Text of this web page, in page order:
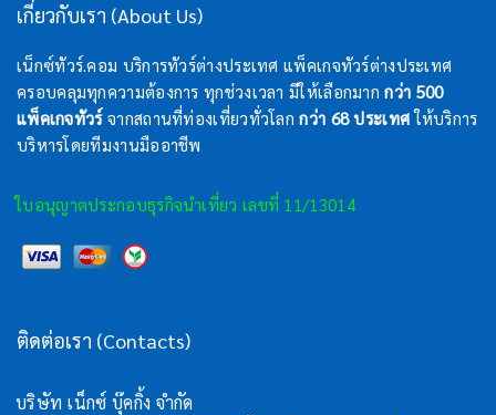
เกี่ยวกับเรา (About Us)
เน็กซ์ทัวร์.คอม บริการทัวร์ต่างประเทศ แพ็คเกจทัวร์ต่างประเทศ
ครอบคลุมทุกความต้องการ ทุกช่วงเวลา มีให้เลือกมากกว่า 500
แพ็คเกจทัวร์จากสถานที่ท่องเที่ยวทั่วโลกกว่า 68 ประเทศให้บริการ
บริหารโดยทีมงานมืออาชีพ
ใบอนุญาตประกอบธุรกิจนำเที่ยว เลขที่ 11/13014
ติดต่อเรา (Contacts)
บริษัท เน็กซ์ บุ๊คกิ้ง จำกัด